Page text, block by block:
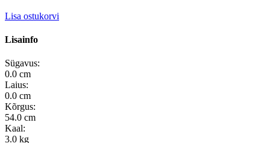
Lisa ostukorvi
Lisainfo
Sügavus:
0.0 cm
Laius:
0.0 cm
Kõrgus:
54.0 cm
Kaal:
3.0 kg